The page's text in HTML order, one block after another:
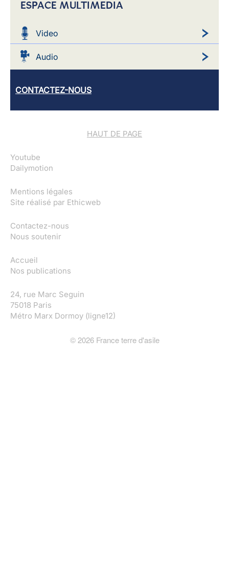
ESPACE MULTIMEDIA
Video
Audio
CONTACTEZ-NOUS
HAUT DE PAGE
Youtube
Dailymotion
Mentions légales
Site réalisé par Ethicweb
Contactez-nous
Nous soutenir
Accueil
Nos publications
24, rue Marc Seguin
75018 Paris
Métro Marx Dormoy (ligne12)
© 2026France terre d'asile